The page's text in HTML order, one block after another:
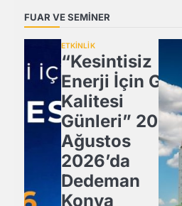
FUAR VE SEMİNER
ETKİNLİK
“Kesintisiz
Enerji İçin Güç
Kalitesi
Günleri” 20
Ağustos
2026’da
Dedeman
Konya